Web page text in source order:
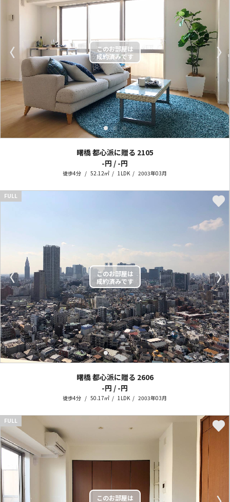
〈 〉
曙橋 都心派に贈る 2105
-円 / -円
徒歩4分 52.12㎡ 1LDK 2003年03月
〈 〉
FULL
曙橋 都心派に贈る 2606
-円 / -円
徒歩4分 50.17㎡ 1LDK 2003年03月
FULL